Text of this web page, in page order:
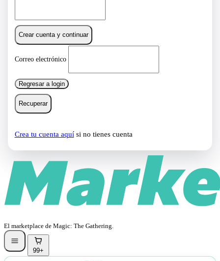
Crear cuenta y continuar
Correo electrónico
Regresar a login
Recuperar
Crea tu cuenta aquísi no tienes cuenta
El marketplace de Magic: The Gathering.
99+